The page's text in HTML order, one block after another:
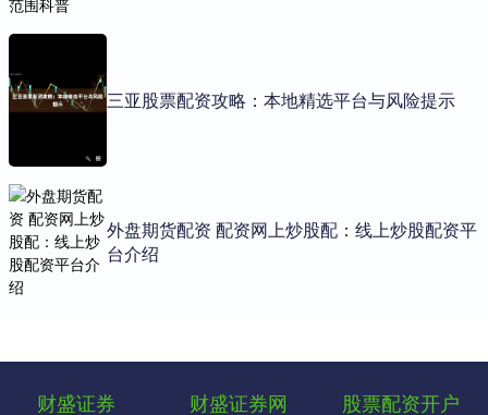
三亚股票配资攻略：本地精选平台与风险提示
外盘期货配资 配资网上炒股配：线上炒股配资平
台介绍
财盛证券 财盛证券网 股票配资开户